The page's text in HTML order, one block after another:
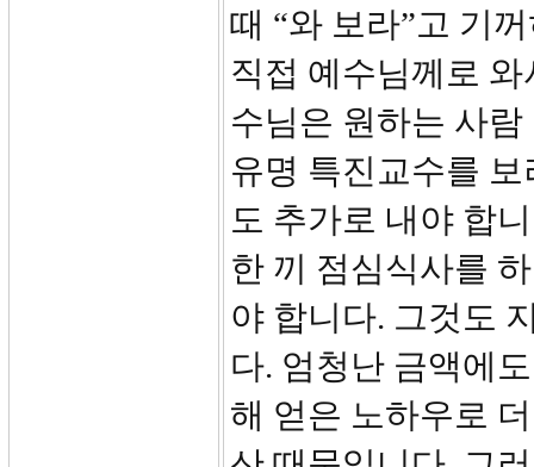
때 “와 보라”고 기
직접 예수님께로
수님은 원하는 사
유명 특진교수를
도 추가로 내야 합
한 끼 점심식사를
야 합니다. 그것도
다. 엄청난 금액에
해 얻은 노하우로